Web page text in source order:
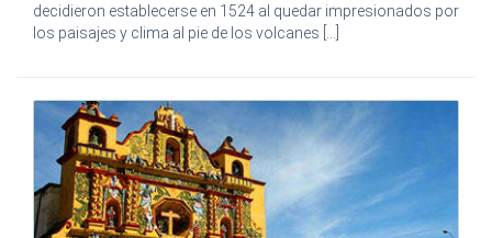
decidieron establecerse en 1524 al quedar impresionados por
los paisajes y clima al pie de los volcanes [...]